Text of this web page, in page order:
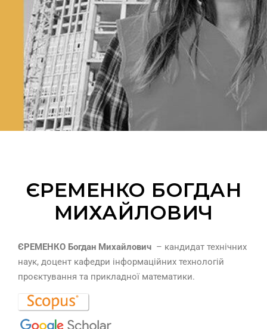
ЄРЕМЕНКО БОГДАН
МИХАЙЛОВИЧ
ЄРЕМЕНКО Богдан Михайлович – кандидат технічних
наук, доцент кафедри інформаційних технологій
проєктування та прикладної математики.